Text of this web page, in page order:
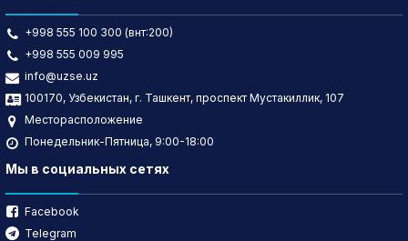
+998 555 100 300 (внт:200)
+998 555 009 995
info@uzse.uz
100170, Узбекистан, г. Ташкент, проспект Мустакиллик, 107
Месторасположение
Понедельник-Пятница, 9:00-18:00
Мы в социальных сетях
Facebook
Telegram